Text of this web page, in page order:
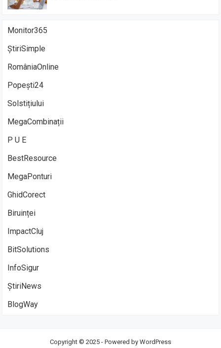
Monitor365
ȘtiriSimple
RomâniaOnline
Popești24
Solstițiului
MegaCombinații
P U E
BestResource
MegaPonturi
GhidCorect
Biruinței
ImpactCluj
BitSolutions
InfoSigur
ȘtiriNews
BlogWay
Copyright © 2025 - Powered by WordPress